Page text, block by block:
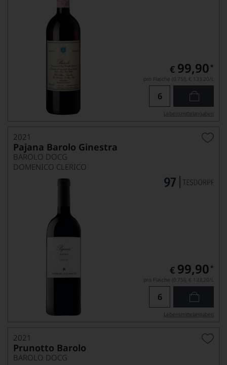
€ 99,90 *
pro Flasche (0.75l), € 133,20/L
Lebensmittel­angaben
2021
Pajana Barolo Ginestra
BAROLO DOCG
DOMENICO CLERICO
€ 99,90 *
pro Flasche (0.75l), € 133,20/L
Lebensmittel­angaben
2021
Prunotto Barolo
BAROLO DOCG